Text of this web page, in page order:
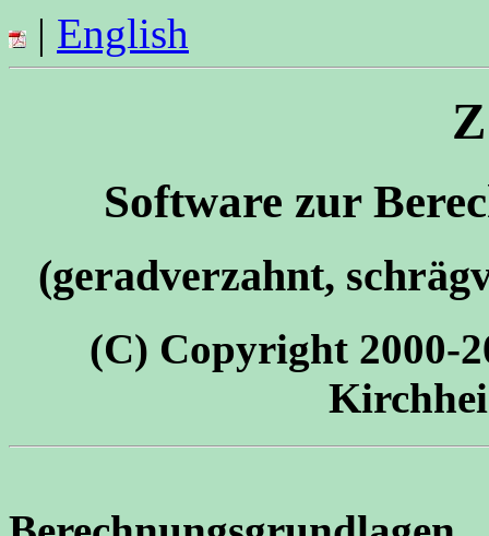
| English
Software zur
(geradverzahnt,
(C) Copyright 2000-